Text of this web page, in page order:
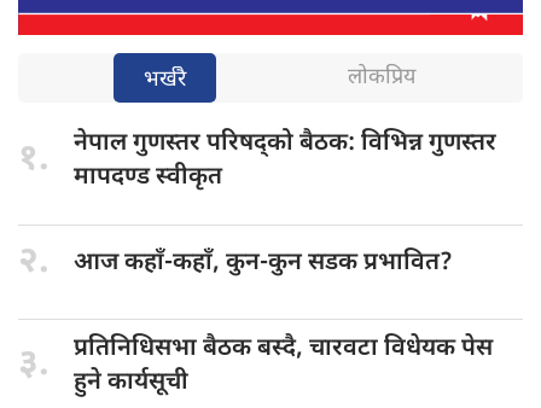
भर्खरै लोकप्रिय
१. नेपाल गुणस्तरपरिषद्को बैठक: विभिन्न गुणस्तर
मापदण्ड स्वीकृत
२. आज कहाँ-कहाँ, कुन-कुन सडक प्रभावित?
३. प्रतिनिधिसभा बैठकबस्दै, चारवटा विधेयक पेस
हुने कार्यसूची